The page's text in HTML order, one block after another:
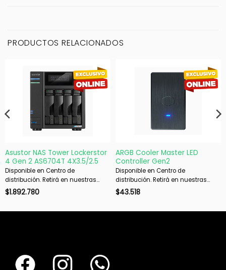
PRODUCTOS RELACIONADOS
Asustor NAS Tower Lockerstor
4 Gen 2 AS6704T 4X3.5/2.5
Disponible en Centro de
distribución. Retirá en nuestras
sucursales en 48 hs hábiles. Si es
$1.892.780
ARGB Cooler Master LED
Controller Gen2
Disponible en Centro de
distribución. Retirá en nuestras
sucursales en 48 hs hábiles. Si es
$43.518